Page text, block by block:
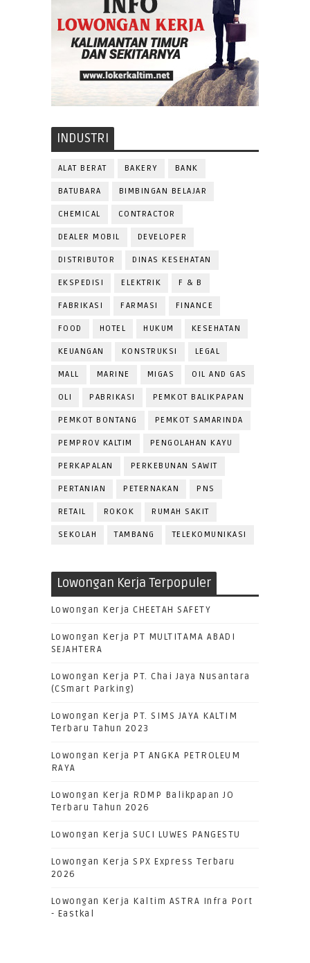
INDUSTRI
ALAT BERAT BAKERY BANK
BATUBARA BIMBINGAN BELAJAR
CHEMICAL CONTRACTOR
DEALER MOBIL DEVELOPER
DISTRIBUTOR DINAS KESEHATAN
EKSPEDISI ELEKTRIK F & B
FABRIKASI FARMASI FINANCE
FOOD HOTEL HUKUM KESEHATAN
KEUANGAN KONSTRUKSI LEGAL
MALL MARINE MIGAS OIL AND GAS
OLI PABRIKASI PEMKOT BALIKPAPAN
PEMKOT BONTANG PEMKOT SAMARINDA
PEMPROV KALTIM PENGOLAHAN KAYU
PERKAPALAN PERKEBUNAN SAWIT
PERTANIAN PETERNAKAN PNS
RETAIL ROKOK RUMAH SAKIT
SEKOLAH TAMBANG TELEKOMUNIKASI
Lowongan Kerja Terpopuler
Lowongan Kerja CHEETAH SAFETY
Lowongan Kerja PT MULTITAMA ABADI
SEJAHTERA
Lowongan Kerja PT. Chai Jaya Nusantara
(CSmart Parking)
Lowongan Kerja PT. SIMS JAYA KALTIM
Terbaru Tahun 2023
Lowongan Kerja PT ANGKA PETROLEUM
RAYA
Lowongan Kerja RDMP Balikpapan JO
Terbaru Tahun 2026
Lowongan Kerja SUCI LUWES PANGESTU
Lowongan Kerja SPX Express Terbaru
2026
Lowongan Kerja Kaltim ASTRA Infra Port
- Eastkal